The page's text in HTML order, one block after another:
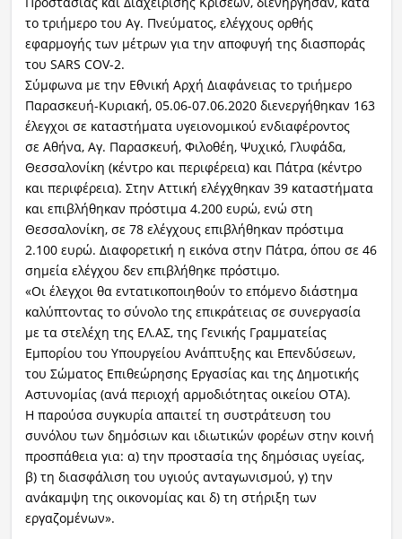
το τριήμερο του Αγ. Πνεύματος, ελέγχους ορθής
εφαρμογής των μέτρων για την αποφυγή της διασποράς
του SARS COV-2.
Σύμφωνα με την Εθνική Αρχή Διαφάνειας το τριήμερο
Παρασκευή-Κυριακή, 05.06-07.06.2020 διενεργήθηκαν 163
έλεγχοι σε καταστήματα υγειονομικού ενδιαφέροντος
σε Αθήνα, Αγ. Παρασκευή, Φιλοθέη, Ψυχικό, Γλυφάδα,
Θεσσαλονίκη (κέντρο και περιφέρεια) και Πάτρα (κέντρο
και περιφέρεια). Στην Αττική ελέγχθηκαν 39 καταστήματα
και επιβλήθηκαν πρόστιμα 4.200 ευρώ, ενώ στη
Θεσσαλονίκη, σε 78 ελέγχους επιβλήθηκαν πρόστιμα
2.100 ευρώ. Διαφορετική η εικόνα στην Πάτρα, όπου σε 46
σημεία ελέγχου δεν επιβλήθηκε πρόστιμο.
«Οι έλεγχοι θα εντατικοποιηθούν το επόμενο διάστημα
καλύπτοντας το σύνολο της επικράτειας σε συνεργασία
με τα στελέχη της ΕΛ.ΑΣ, της Γενικής Γραμματείας
Εμπορίου του Υπουργείου Ανάπτυξης και Επενδύσεων,
του Σώματος Επιθεώρησης Εργασίας και της Δημοτικής
Αστυνομίας (ανά περιοχή αρμοδιότητας οικείου ΟΤΑ).
Η παρούσα συγκυρία απαιτεί τη συστράτευση του
συνόλου των δημόσιων και ιδιωτικών φορέων στην κοινή
προσπάθεια για: α) την προστασία της δημόσιας υγείας,
β) τη διασφάλιση του υγιούς ανταγωνισμού, γ) την
ανάκαμψη της οικονομίας και δ) τη στήριξη των
εργαζομένων».